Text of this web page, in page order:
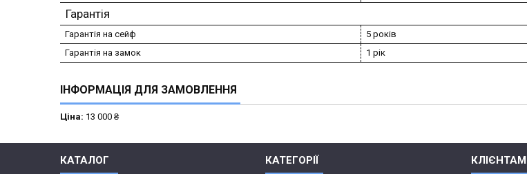
Гарантія
Гарантія на сейф
5 років
Гарантія на замок
1 рік
ІНФОРМАЦІЯ ДЛЯ ЗАМОВЛЕННЯ
Ціна: 13 000 ₴
КАТАЛОГ КАТЕГОРІЇ КЛІЄНТАМ